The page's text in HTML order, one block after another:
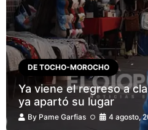
DE TOCHO-MOROCHO
Ya viene el regreso a
ya apartó su lugar
By Pame Garfias 4 agosto,